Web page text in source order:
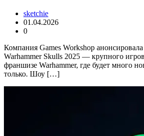
sketchie
01.04.2026
0
Компания Games Workshop
Warhammer Skulls 2025 — крупного
франшизе Warhammer, где будет много
только. Шоу […]